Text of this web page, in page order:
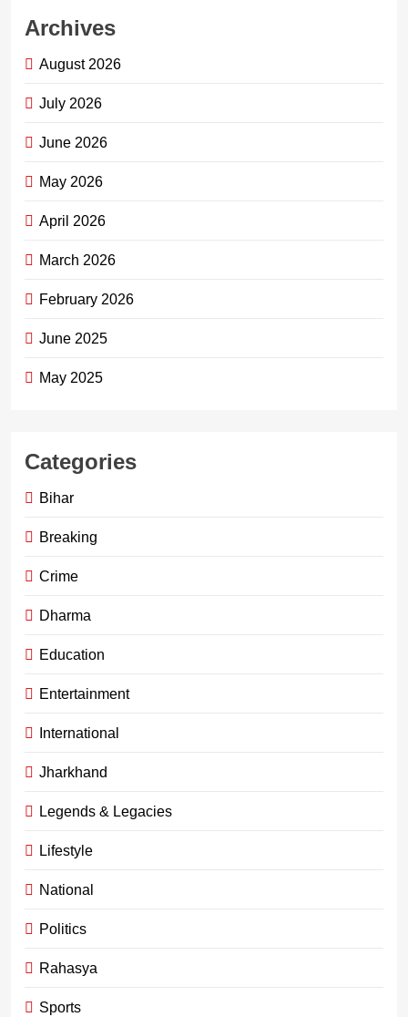
Archives
August 2026
July 2026
June 2026
May 2026
April 2026
March 2026
February 2026
June 2025
May 2025
Categories
Bihar
Breaking
Crime
Dharma
Education
Entertainment
International
Jharkhand
Legends & Legacies
Lifestyle
National
Politics
Rahasya
Sports